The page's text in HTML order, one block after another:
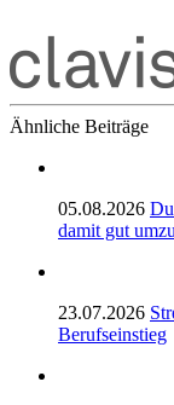
Ähnliche Beiträge
05.08.2026
damit gut
23.07.2026
Berufseinstieg